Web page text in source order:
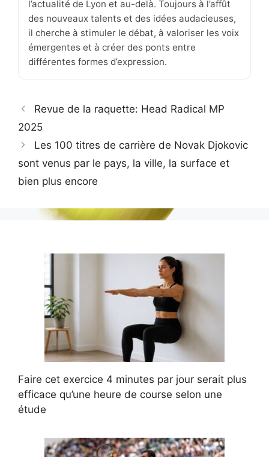
l’actualité de Lyon et au-delà. Toujours à l’affût
des nouveaux talents et des idées audacieuses,
il cherche à stimuler le débat, à valoriser les voix
émergentes et à créer des ponts entre
différentes formes d’expression.
Revue de la raquette: Head Radical MP
2025
Les 100 titres de carrière de Novak Djokovic
sont venus par le pays, la ville, la surface et
bien plus encore
Faire cet exercice 4 minutes par jour serait plus
efficace qu’une heure de course selon une
étude